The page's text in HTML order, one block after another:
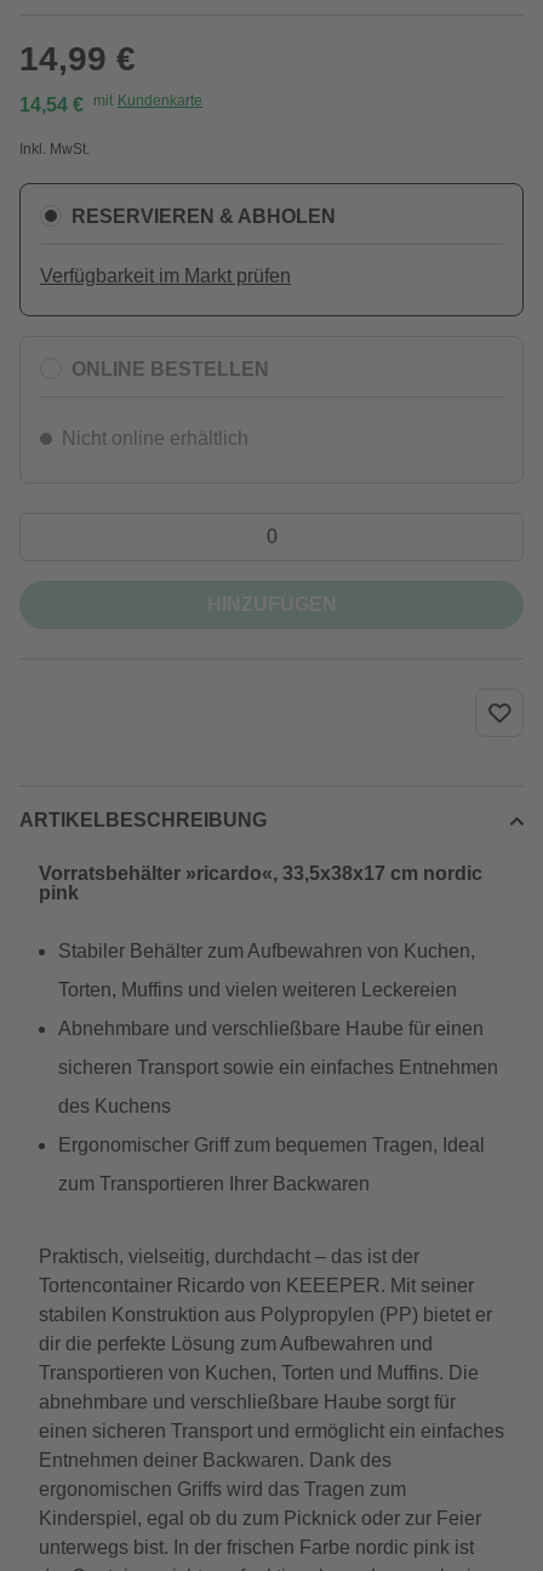
14,99 €
14,54 € mit Kundenkarte
Inkl. MwSt.
RESERVIEREN & ABHOLEN
Verfügbarkeit im Markt prüfen
ONLINE BESTELLEN
Nicht online erhältlich
ARTIKELBESCHREIBUNG
Vorratsbehälter »ricardo«, 33,5x38x17 cm nordic
pink
Stabiler Behälter zum Aufbewahren von Kuchen,
Torten, Muffins und vielen weiteren Leckereien
Abnehmbare und verschließbare Haube für einen
sicheren Transport sowie ein einfaches Entnehmen
des Kuchens
Ergonomischer Griff zum bequemen Tragen, Ideal
zum Transportieren Ihrer Backwaren
Praktisch, vielseitig, durchdacht – das ist der
Tortencontainer Ricardo von KEEEPER. Mit seiner
stabilen Konstruktion aus Polypropylen (PP) bietet er
dir die perfekte Lösung zum Aufbewahren und
Transportieren von Kuchen, Torten und Muffins. Die
abnehmbare und verschließbare Haube sorgt für
einen sicheren Transport und ermöglicht ein einfaches
Entnehmen deiner Backwaren. Dank des
ergonomischen Griffs wird das Tragen zum
Kinderspiel, egal ob du zum Picknick oder zur Feier
unterwegs bist. In der frischen Farbe nordic pink ist